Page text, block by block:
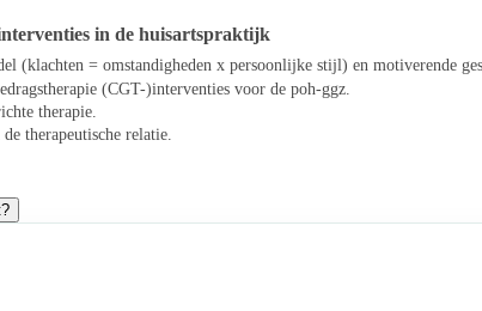
in de huisartspraktijk
(klachten = omstandigheden x persoonlijke stijl) en motiverende
(CGT-)interventies voor de poh-ggz.
therapie.
therapeutische relatie.